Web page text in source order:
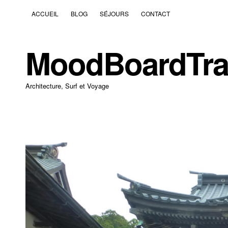
ACCUEIL BLOG SÉJOURS CONTACT
Architecture, Surf et Voyage